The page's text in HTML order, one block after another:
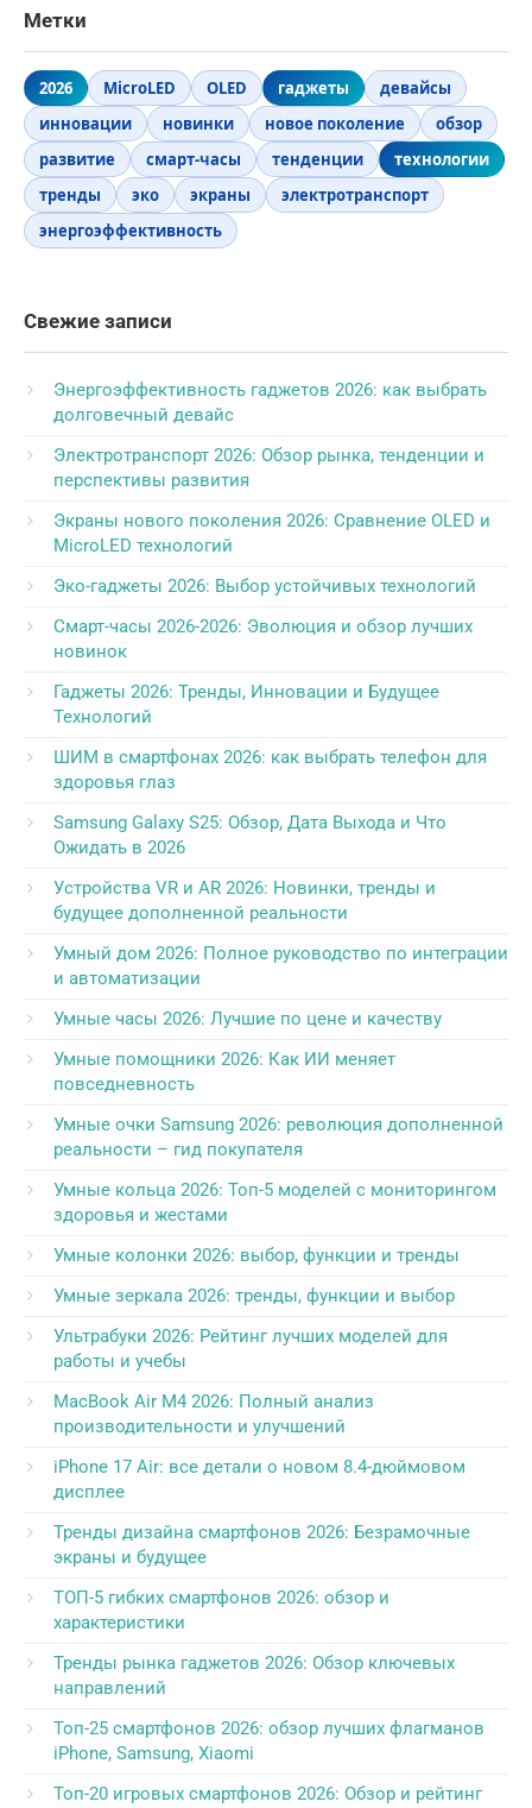
Метки
2026 MicroLED OLED гаджеты
девайсы
инновации
новинки новое поколение
обзор
развитие
смарт-часы тенденции
технологии
тренды
эко экраны
электротранспорт
энергоэффективность
Свежие записи
Энергоэффективность гаджетов 2026: как выбрать
долговечный девайс
Электротранспорт 2026: Обзор рынка, тенденции и
перспективы развития
Экраны нового поколения 2026: Сравнение OLED и
MicroLED технологий
Эко-гаджеты 2026: Выбор устойчивых технологий
Смарт-часы 2026-2026: Эволюция и обзор лучших
новинок
Гаджеты 2026: Тренды, Инновации и Будущее
Технологий
ШИМ в смартфонах 2026: как выбрать телефон для
здоровья глаз
Samsung Galaxy S25: Обзор, Дата Выхода и Что
Ожидать в 2026
Устройства VR и AR 2026: Новинки, тренды и
будущее дополненной реальности
Умный дом 2026: Полное руководство по интеграции
и автоматизации
Умные часы 2026: Лучшие по цене и качеству
Умные помощники 2026: Как ИИ меняет
повседневность
Умные очки Samsung 2026: революция дополненной
реальности – гид покупателя
Умные кольца 2026: Топ-5 моделей с мониторингом
здоровья и жестами
Умные колонки 2026: выбор, функции и тренды
Умные зеркала 2026: тренды, функции и выбор
Ультрабуки 2026: Рейтинг лучших моделей для
работы и учебы
MacBook Air M4 2026: Полный анализ
производительности и улучшений
iPhone 17 Air: все детали о новом 8.4-дюймовом
дисплее
Тренды дизайна смартфонов 2026: Безрамочные
экраны и будущее
ТОП-5 гибких смартфонов 2026: обзор и
характеристики
Тренды рынка гаджетов 2026: Обзор ключевых
направлений
Топ-25 смартфонов 2026: обзор лучших флагманов
iPhone, Samsung, Xiaomi
Топ-20 игровых смартфонов 2026: Обзор и рейтинг